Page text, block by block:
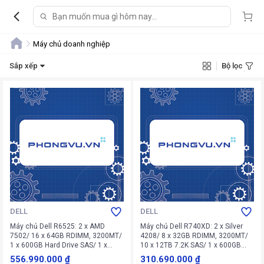
Máy chủ doanh nghiệp
Sắp xếp Bộ lọc
DELL
Máy chủ Dell R6525: 2 x AMD
7502/ 16 x 64GB RDIMM, 3200MT/
1 x 600GB Hard Drive SAS/ 1 x
2.4TB 10K RPM SAS/
556.990.000 ₫
DELL
Máy chủ Dell R740XD: 2 x Silver
4208/ 8 x 32GB RDIMM, 3200MT/
10 x 12TB 7.2K SAS/ 1 x 600GB
10K RPM SAS/ PERC H740P/
310.690.000 ₫